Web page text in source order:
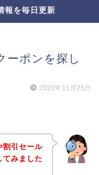
報を毎日更新
ーポンを探し
2020年11月25日
割引セール
てみました